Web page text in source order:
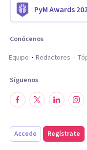
PyM Awards
Conócenos
Equipo
Redactores
Síguenos
Accede Regístrate